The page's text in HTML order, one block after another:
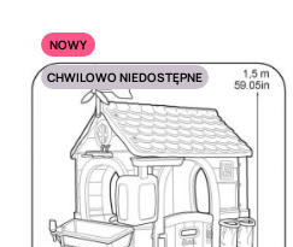
NOWY
CHWILOWO NIEDOSTĘPNE